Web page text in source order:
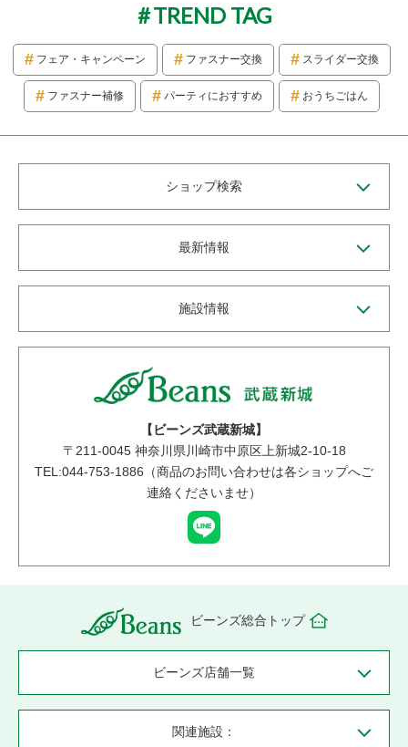
TREND TAG
フェア・キャンペーン ファスナー交換 スライダー交換
ファスナー補修 パーティにおすすめ おうちごはん
ショップ検索
最新情報
施設情報
【ビーンズ武蔵新城】
〒 211-0045神奈川県川崎市中原区上新城2-10-18
TEL:044-753-1886（商品のお問い合わせは各ショップへご
連絡くださいませ）
ビーンズ総合トップ
ビーンズ店舗一覧
関連施設：